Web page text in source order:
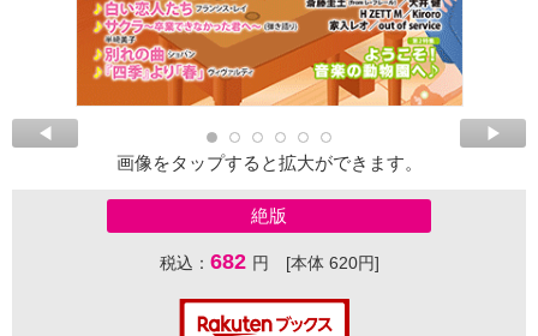
画像をタップすると拡大ができます。
絶版
税込： 682 円 [本体 620円]